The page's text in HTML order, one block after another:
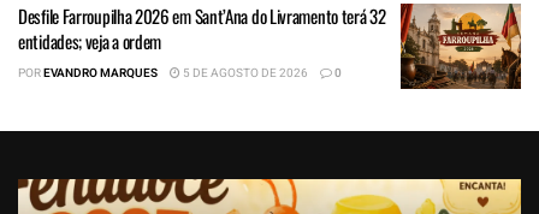
Desfile Farroupilha 2026 em Sant’Ana do Livramento terá 32
entidades; veja a ordem
POREVANDRO MARQUES 5 DE AGOSTO DE 2026 0